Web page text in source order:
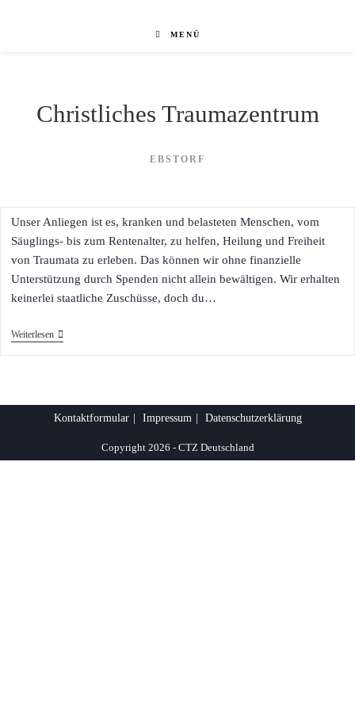
MENÜ
Christliches Traumazentrum
EBSTORF
Unser Anliegen ist es, kranken und belasteten Menschen, vom
Säuglings- bis zum Rentenalter, zu helfen, Heilung und Freiheit
von Traumata zu erleben. Das können wir ohne finanzielle
Unterstützung durch Spenden nicht allein bewältigen. Wir erhalten
keinerlei staatliche Zuschüsse, doch du…
WeiterlesenSPENDEN
Kontaktformular Impressum Datenschutzerklärung
Copyright 2026 - CTZ Deutschland